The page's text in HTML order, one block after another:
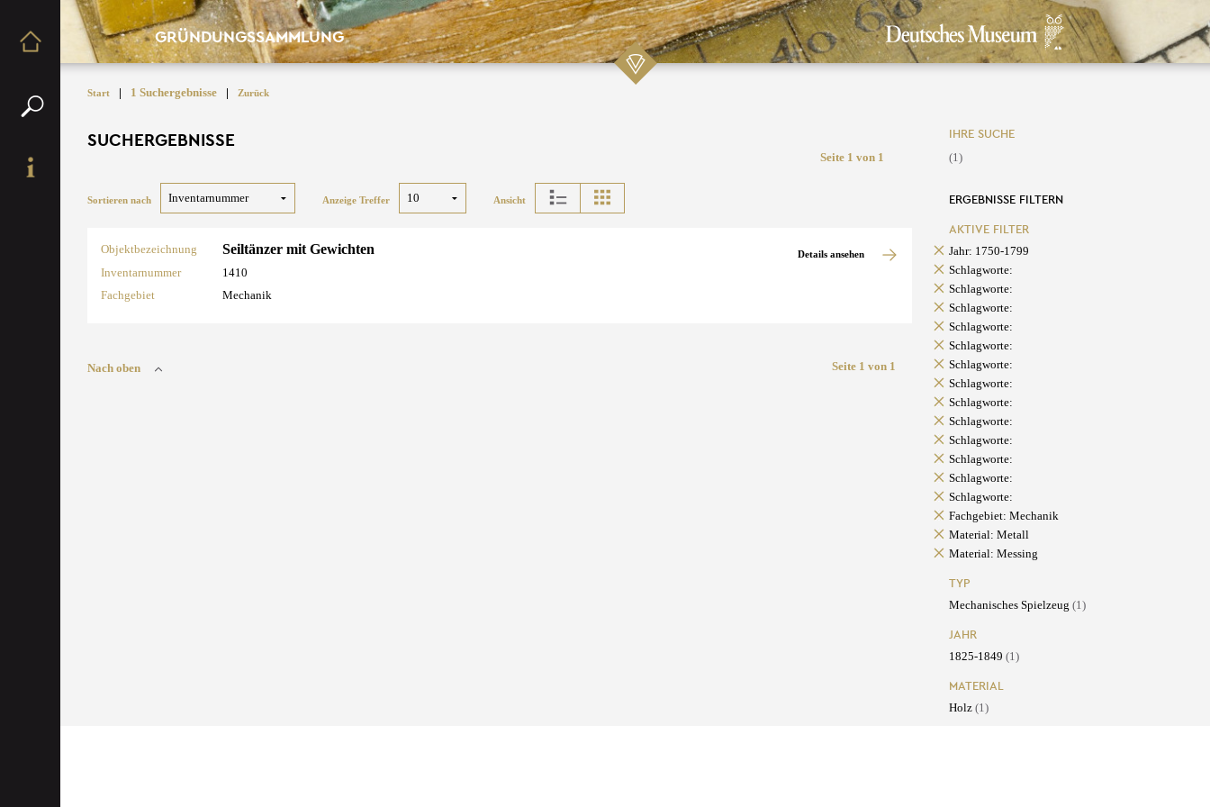
GRÜNDUNGSSAMMLUNG
Start | 1 Suchergebnisse | Zurück
SUCHERGEBNISSE
Seite 1 von 1
Sortieren nach Anzeige Treffer Ansicht
Objektbezeichnung Seiltänzer mit Gewichten
Inventarnummer
1410
Fachgebiet
Mechanik
Details ansehen
Nach oben Seite 1 von 1
IHRE SUCHE
(1)
ERGEBNISSE FILTERN
AKTIVE FILTER
Jahr: 1750-1799
Schlagworte:
Schlagworte:
Schlagworte:
Schlagworte:
Schlagworte:
Schlagworte:
Schlagworte:
Schlagworte:
Schlagworte:
Schlagworte:
Schlagworte:
Schlagworte:
Schlagworte:
Fachgebiet: Mechanik
Material: Metall
Material: Messing
TYP
Mechanisches Spielzeug (1)
JAHR
1825-1849 (1)
MATERIAL
Holz (1)